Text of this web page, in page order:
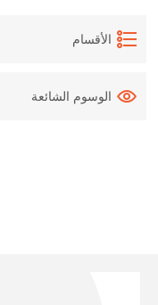
الأقسام
الوسوم الشائعة